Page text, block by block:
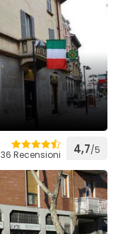
36 Recensioni 4,7/5